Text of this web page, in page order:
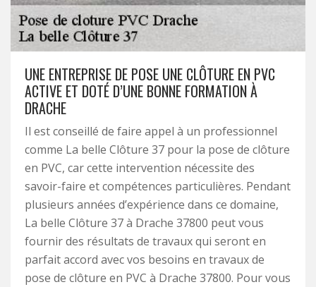
UNE ENTREPRISE DE POSE UNE CLÔTURE EN PVC
ACTIVE ET DOTÉ D’UNE BONNE FORMATION À
DRACHE
Il est conseillé de faire appel à un professionnel
comme La belle Clôture 37 pour la pose de clôture
en PVC, car cette intervention nécessite des
savoir-faire et compétences particulières. Pendant
plusieurs années d’expérience dans ce domaine,
La belle Clôture 37 à Drache 37800 peut vous
fournir des résultats de travaux qui seront en
parfait accord avec vos besoins en travaux de
pose de clôture en PVC à Drache 37800. Pour vous